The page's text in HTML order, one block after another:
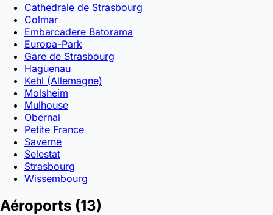
Cathedrale de Strasbourg
Colmar
Embarcadere Batorama
Europa-Park
Gare de Strasbourg
Haguenau
Kehl (Allemagne)
Molsheim
Mulhouse
Obernai
Petite France
Saverne
Selestat
Strasbourg
Wissembourg
Aéroports (13)